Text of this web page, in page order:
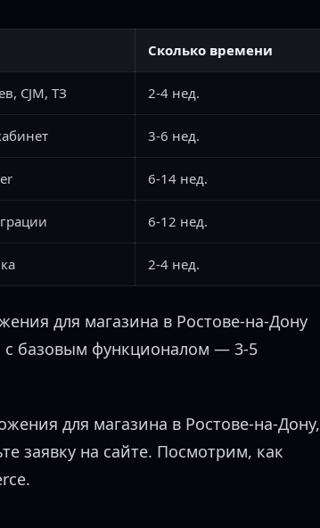
Сколько времени
CJM, ТЗ 2-4 нед.
3-6 нед.
6-14 нед.
6-12 нед.
2-4 нед.
для магазина в Ростове-на-Дону
с базовым функционалом — 3-5
для магазина в Ростове-на-Дону,
заявку на сайте. Посмотрим, как